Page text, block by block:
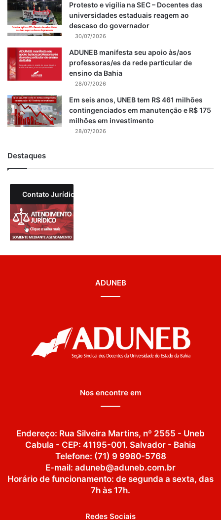
Protesto e vigília na SEC – Docentes das
universidades estaduais reagem ao
descaso do governador
30/07/2026
ADUNEB manifesta seu apoio às/aos
professoras/es da rede particular de
ensino da Bahia
28/07/2026
Em seis anos, UNEB tem R$ 461 milhões
contingenciados em manutenção e R$ 175
milhões em investimento
28/07/2026
Destaques
Contato Jurídico
ADUNEB
Nos encontre em
Endereço: Rua Silveira Martins, nº 2555 - Uneb
Cabula - CEP: 41195-001. Salvador - Bahia
Telefone: (71) 9 9980-5768
E-mail: aduneb@aduneb.com.br
Horário de funcionamento: de segunda a sexta, das
7h às 17h.
Redes Sociais